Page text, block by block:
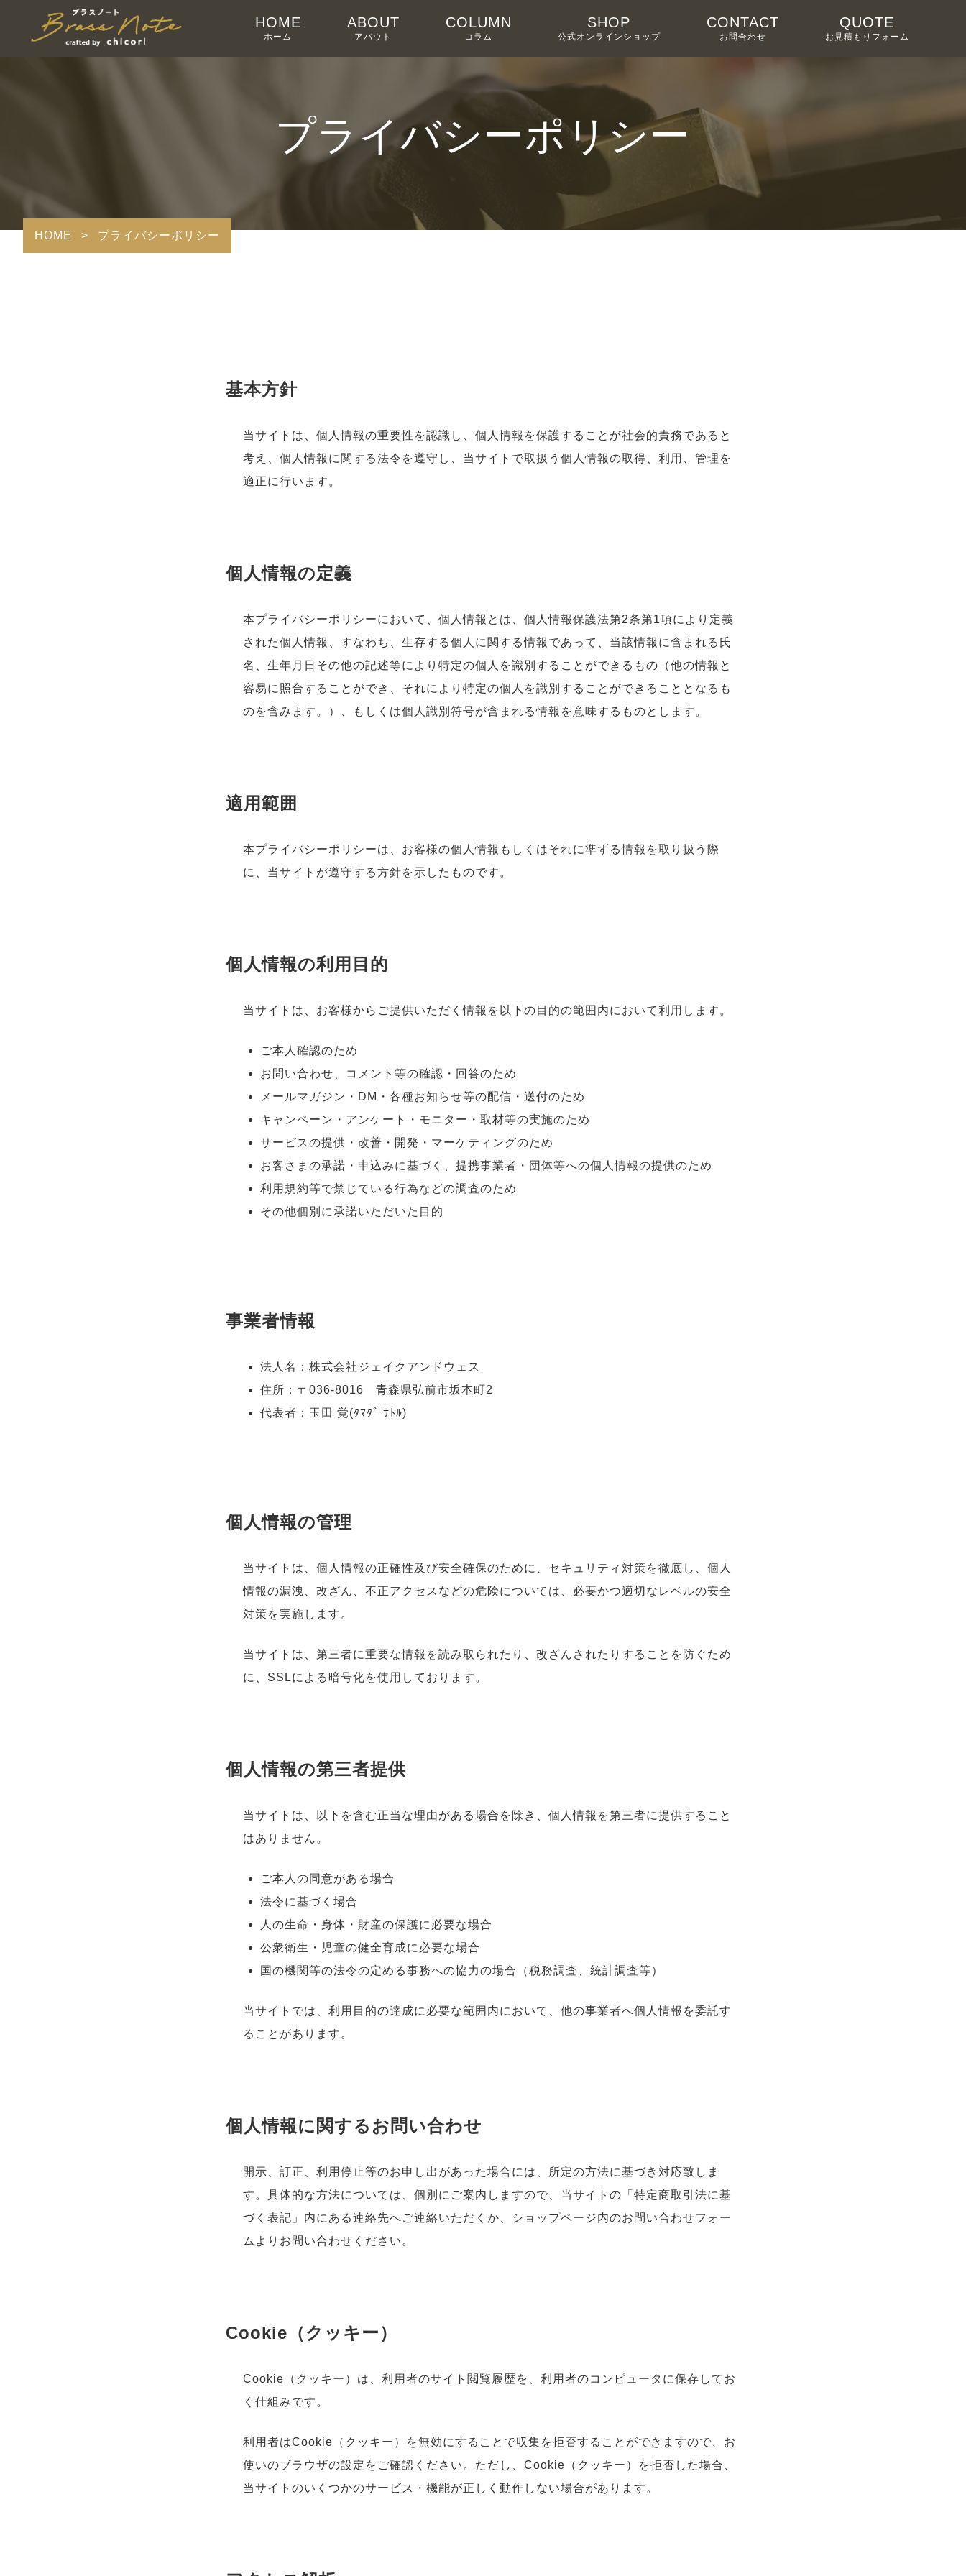
HOME
ホーム
ABOUT
アバウト
COLUMN
コラム
SHOP
公式オンラインショップ
CONTACT
お問合わせ
QUOTE
お見積もりフォーム
プライバシーポリシー
HOME > プライバシーポリシー
基本方針
当サイトは、個人情報の重要性を認識し、個人情報を保護することが社会的責務であると
考え、個人情報に関する法令を遵守し、当サイトで取扱う個人情報の取得、利用、管理を
適正に行います。
個人情報の定義
本プライバシーポリシーにおいて、個人情報とは、個人情報保護法第2条第1項により定義
された個人情報、すなわち、生存する個人に関する情報であって、当該情報に含まれる氏
名、生年月日その他の記述等により特定の個人を識別することができるもの（他の情報と
容易に照合することができ、それにより特定の個人を識別することができることとなるも
のを含みます。）、もしくは個人識別符号が含まれる情報を意味するものとします。
適用範囲
本プライバシーポリシーは、お客様の個人情報もしくはそれに準ずる情報を取り扱う際
に、当サイトが遵守する方針を示したものです。
個人情報の利用目的
当サイトは、お客様からご提供いただく情報を以下の目的の範囲内において利用します。
ご本人確認のため
お問い合わせ、コメント等の確認・回答のため
メールマガジン・DM・各種お知らせ等の配信・送付のため
キャンペーン・アンケート・モニター・取材等の実施のため
サービスの提供・改善・開発・マーケティングのため
お客さまの承諾・申込みに基づく、提携事業者・団体等への個人情報の提供のため
利用規約等で禁じている行為などの調査のため
その他個別に承諾いただいた目的
事業者情報
法人名：株式会社ジェイクアンドウェス
住所：〒036-8016 青森県弘前市坂本町2
代表者：玉田 覚(ﾀﾏﾀﾞ ｻﾄﾙ)
個人情報の管理
当サイトは、個人情報の正確性及び安全確保のために、セキュリティ対策を徹底し、個人
情報の漏洩、改ざん、不正アクセスなどの危険については、必要かつ適切なレベルの安全
対策を実施します。
当サイトは、第三者に重要な情報を読み取られたり、改ざんされたりすることを防ぐため
に、SSLによる暗号化を使用しております。
個人情報の第三者提供
当サイトは、以下を含む正当な理由がある場合を除き、個人情報を第三者に提供すること
はありません。
ご本人の同意がある場合
法令に基づく場合
人の生命・身体・財産の保護に必要な場合
公衆衛生・児童の健全育成に必要な場合
国の機関等の法令の定める事務への協力の場合（税務調査、統計調査等）
当サイトでは、利用目的の達成に必要な範囲内において、他の事業者へ個人情報を委託す
ることがあります。
個人情報に関するお問い合わせ
開示、訂正、利用停止等のお申し出があった場合には、所定の方法に基づき対応致しま
す。具体的な方法については、個別にご案内しますので、当サイトの「特定商取引法に基
づく表記」内にある連絡先へご連絡いただくか、ショップページ内のお問い合わせフォー
ムよりお問い合わせください。
Cookie（クッキー）
Cookie（クッキー）は、利用者のサイト閲覧履歴を、利用者のコンピュータに保存してお
く仕組みです。
利用者はCookie（クッキー）を無効にすることで収集を拒否することができますので、お
使いのブラウザの設定をご確認ください。ただし、Cookie（クッキー）を拒否した場合、
当サイトのいくつかのサービス・機能が正しく動作しない場合があります。